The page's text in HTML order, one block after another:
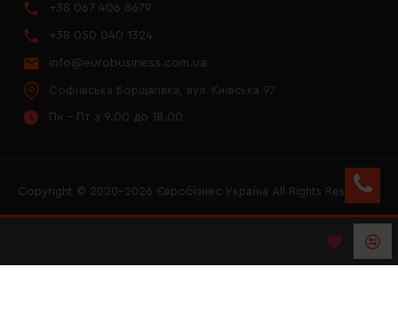
+38 067 406 8679
+38 050 040 1324
info@eurobusiness.com.ua
Софіївська Борщагівка, вул. Київська 97
Пн - Пт з 9.00 до 18.00
Copyright © 2020–2026 Євробізнес Україна All Rights Reserved
LOGO ЄВРОБІЗНЕС